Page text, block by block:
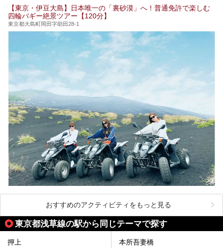
24時間営業で宿泊できる施設や、1,000円以下で楽しめる安
い施設、デートや休日レジャーにもぴったりなエンタメ要素
が充実した施設など、利用のシーンに合わせて参考にしてく
ださい。
【東京・伊豆大島】日本唯一の「裏砂漠」へ！普通免許で楽しむ
四輪バギー絶景ツアー【120分】
東京都大島町岡田字助田28-1
おすすめのアクティビティをもっと見る
東京都浅草線の駅から同じテーマで探す
押上 本所吾妻橋